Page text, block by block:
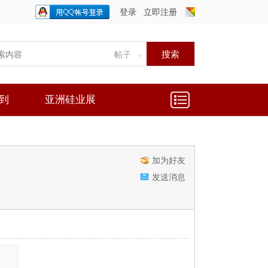
登录
立即注册
帖子 搜索
亚洲硅业展
加为好友
发送消息